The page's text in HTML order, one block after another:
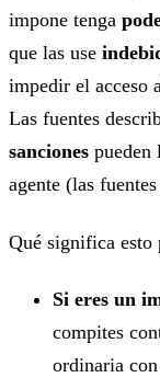
impone tenga
que las use
impedir el acceso
Las fuentes
sanciones pueden
agente (las
Qué significa esto
Si eres un
compites
ordinaria